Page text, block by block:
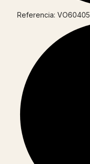
Referencia: VO60405